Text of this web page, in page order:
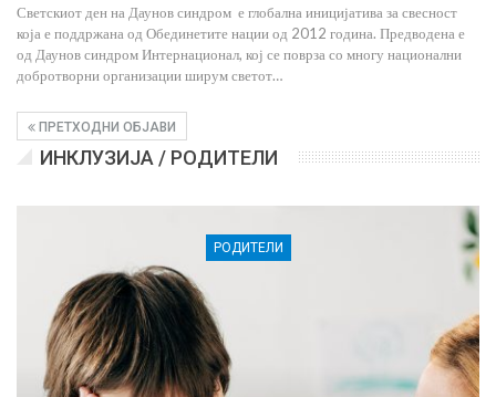
Светскиот ден на Даунов синдром е глобална иницијатива за свесност
која е поддржана од Обединетите нации од 2012 година. Предводена е
од Даунов синдром Интернационал, кој се поврза со многу национални
добротворни организации ширум светот…
ПРЕТХОДНИ ОБЈАВИ
ИНКЛУЗИЈА / РОДИТЕЛИ
РОДИТЕЛИ